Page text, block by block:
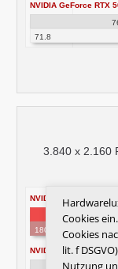
NVIDIA GeForce RTX
71.8
3.840 x 2.160
NVIDIA GeForce RTX
180.6
NVIDIA GeForce RTX
Cookies
Cookies
lit. f
Nutzung